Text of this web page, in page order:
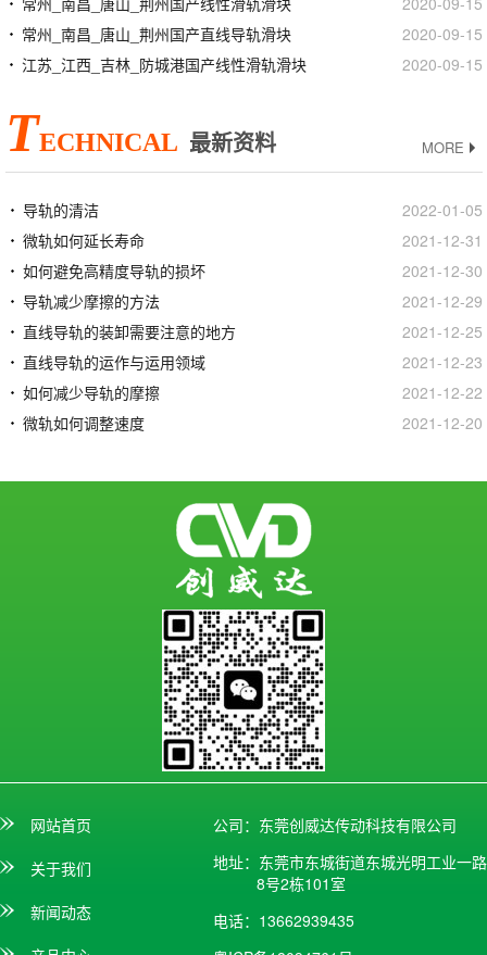
常州_南昌_唐山_荆州国产直线导轨滑块
2020-09-15
江苏_江西_吉林_防城港国产线性滑轨滑块
2020-09-15
TECHNICAL 最新资料 MORE
导轨的清洁
2022-01-05
微轨如何延长寿命
2021-12-31
如何避免高精度导轨的损坏
2021-12-30
导轨减少摩擦的方法
2021-12-29
直线导轨的装卸需要注意的地方
2021-12-25
直线导轨的运作与运用领域
2021-12-23
如何减少导轨的摩擦
2021-12-22
微轨如何调整速度
2021-12-20
网站首页
关于我们
新闻动态
公司：东莞创威达传动科技有限公司
地址：东莞市东城街道东城光明工业一路
8号2栋101室
电话：13662939435